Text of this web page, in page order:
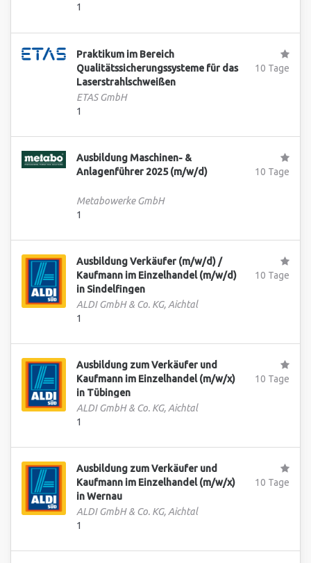
1
Praktikum im Bereich
Qualitätssicherungssysteme für das
Laserstrahlschweißen
ETAS GmbH
1
10 Tage
Ausbildung Maschinen- &
Anlagenführer 2025 (m/w/d)
Metabowerke GmbH
1
10 Tage
Ausbildung Verkäufer (m/w/d) /
Kaufmann im Einzelhandel (m/w/d)
in Sindelfingen
ALDI GmbH & Co. KG, Aichtal
1
10 Tage
Ausbildung zum Verkäufer und
Kaufmann im Einzelhandel (m/w/x)
in Tübingen
ALDI GmbH & Co. KG, Aichtal
1
10 Tage
Ausbildung zum Verkäufer und
Kaufmann im Einzelhandel (m/w/x)
in Wernau
ALDI GmbH & Co. KG, Aichtal
1
10 Tage